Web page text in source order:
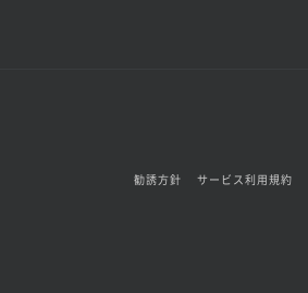
勧誘方針 サービス利用規約